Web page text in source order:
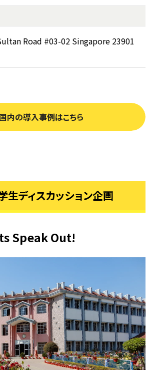
Road #03-02 Singapore 23901
国内の導入事例はこちら
生ディスカッション企画
Speak Out!